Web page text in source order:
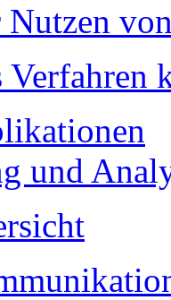
Nutzen
Verfahren
und